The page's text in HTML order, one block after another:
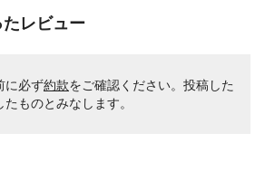
レビュー
に必ず約款をご確認ください。投稿した
ものとみなします。